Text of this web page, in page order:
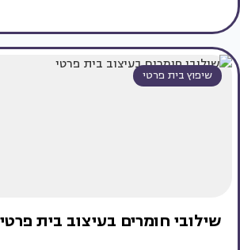
שיפוץ בית פרטי
שילובי חומרים בעיצוב בית פרטי